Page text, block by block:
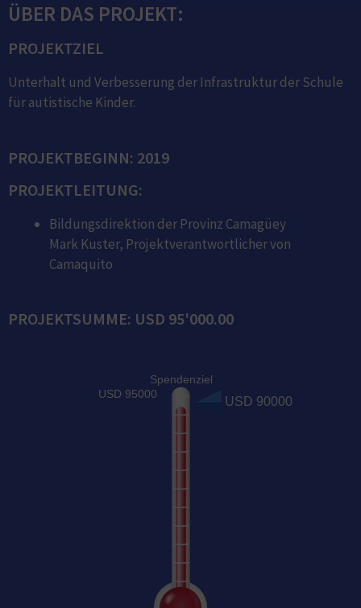
ÜBER DAS PROJEKT:
PROJEKTZIEL
Unterhalt und Verbesserung der Infrastruktur der Schule
für autistische Kinder.
PROJEKTBEGINN: 2019
PROJEKTLEITUNG:
Bildungsdirektion der Provinz Camagüey
Mark Kuster, Projektverantwortlicher von
Camaquito
PROJEKTSUMME: USD 95'000.00
Spendenziel
USD 90000
USD 95000